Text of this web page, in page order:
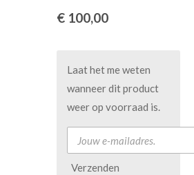
€ 100,00
Laat het me weten
wanneer dit product
weer op voorraad is.
Verzenden